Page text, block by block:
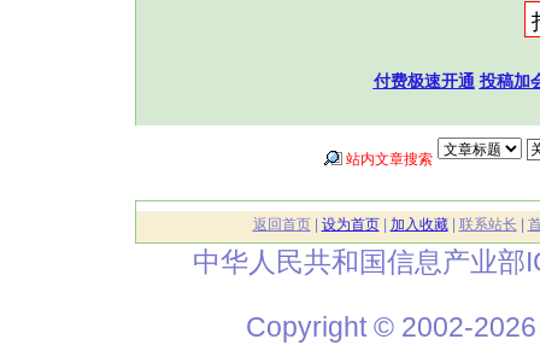
付费极速开通 投稿加
站内文章搜索
返回首页| 设为首页| 加入收藏| 联系站长
中华人民共和国信息产业部
Copyright © 2002-